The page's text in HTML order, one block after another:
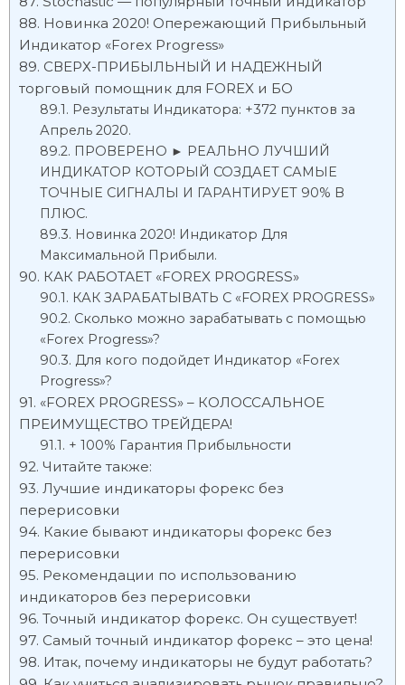
Новинка 2020! Опережающий Прибыльный
Индикатор «Forex Progress»
СВЕРХ-ПРИБЫЛЬНЫЙ И НАДЕЖНЫЙ
торговый помощник для FOREX и БО
Результаты Индикатора: +372 пунктов за
Апрель 2020.
ПРОВЕРЕНО ► РЕАЛЬНО ЛУЧШИЙ
ИНДИКАТОР КОТОРЫЙ СОЗДАЕТ САМЫЕ
ТОЧНЫЕ СИГНАЛЫ И ГАРАНТИРУЕТ 90% В
ПЛЮС.
Новинка 2020! Индикатор Для
Максимальной Прибыли.
КАК РАБОТАЕТ «FOREX PROGRESS»
КАК ЗАРАБАТЫВАТЬ С «FOREX PROGRESS»
Сколько можно зарабатывать с помощью
«Forex Progress»?
Для кого подойдет Индикатор «Forex
Progress»?
«FOREX PROGRESS» – КОЛОССАЛЬНОЕ
ПРЕИМУЩЕСТВО ТРЕЙДЕРА!
+ 100% Гарантия Прибыльности
Читайте также:
Лучшие индикаторы форекс без
перерисовки
Какие бывают индикаторы форекс без
перерисовки
Рекомендации по использованию
индикаторов без перерисовки
Точный индикатор форекс. Он существует!
Самый точный индикатор форекс – это цена!
Итак, почему индикаторы не будут работать?